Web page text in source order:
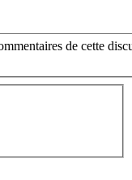
de cette